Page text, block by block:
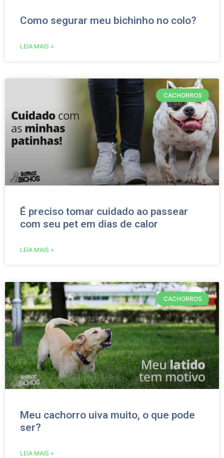
Como segurar meu bichinho no colo?
LEIA MAIS »
CACHORROS
É preciso tomar cuidado ao passear
com seu pet em dias de calor
LEIA MAIS »
CACHORROS
Meu cachorro uiva muito, o que pode
ser?
LEIA MAIS »